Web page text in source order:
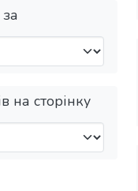
на сторінку